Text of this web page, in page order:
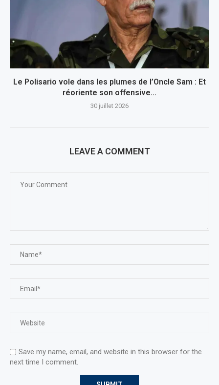
Le Polisario vole dans les plumes de l’Oncle Sam : Et
réoriente son offensive...
30 juillet 2026
LEAVE A COMMENT
Save my name, email, and website in this browser for the
next time I comment.